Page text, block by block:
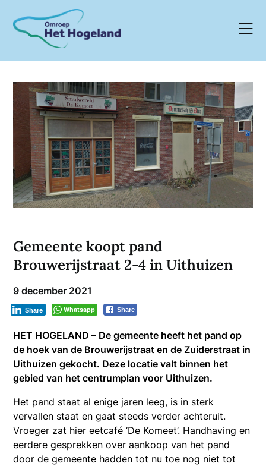
content
Gemeente koopt pand
Brouwerijstraat 2-4 in Uithuizen
9 december 2021
Whatsapp Share
Share
HET HOGELAND – De gemeente heeft het pand op
de hoek van de Brouwerijstraat en de Zuiderstraat in
Uithuizen gekocht. Deze locatie valt binnen het
gebied van het centrumplan voor Uithuizen.
Het pand staat al enige jaren leeg, is in sterk
vervallen staat en gaat steeds verder achteruit.
Vroeger zat hier eetcafé ‘De Komeet’. Handhaving en
eerdere gesprekken over aankoop van het pand
door de gemeente hadden tot nu toe nog niet tot